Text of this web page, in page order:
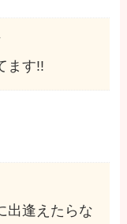
ます!!
出逢えたらな